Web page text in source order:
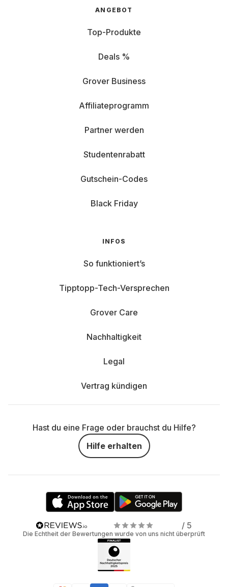
ANGEBOT
Top-Produkte
Deals %
Grover Business
Affiliateprogramm
Partner werden
Studentenrabatt
Gutschein-Codes
Black Friday
INFOS
So funktioniert’s
Tipptopp-Tech-Versprechen
Grover Care
Nachhaltigkeit
Legal
Vertrag kündigen
Hast du eine Frage oder brauchst du Hilfe?
Hilfe erhalten
/ 5
Die Echtheit der Bewertungen wurde von uns nicht überprüft